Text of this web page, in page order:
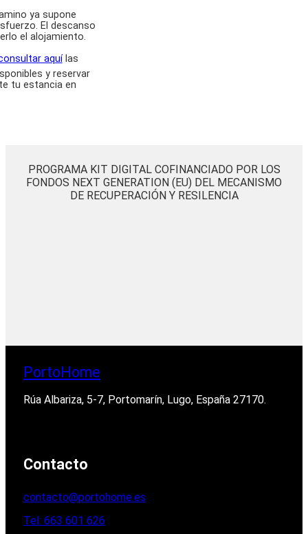
ya supone
El descanso
el alojamiento.
aquílas
y reservar
tu estancia en
PROGRAMA KIT DIGITAL COFINANCIADO POR LOS
FONDOS NEXT GENERATION (EU) DEL MECANISMO
DE RECUPERACIÓN Y RESILENCIA
PortoHome
Rúa Albariza, 5-7, Portomarín, Lugo, España 27170.
Contacto
contacto@portohome.es
Tel: 663 601 626